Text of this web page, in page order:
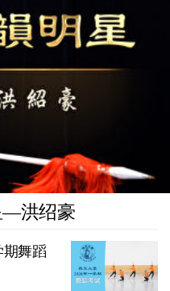
—洪绍豪
期舞蹈